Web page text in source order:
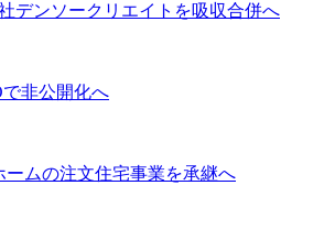
デンソークリエイトを吸収合併へ
非公開化へ
ームの注文住宅事業を承継へ